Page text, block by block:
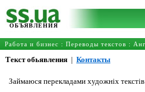
ОБЪЯВЛЕНИЯ
Работа и бизнес : Переводы текстов :
Текст обьявления | Контакты
Займаюся перекладами художніх